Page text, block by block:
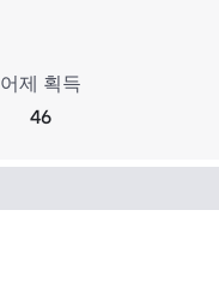
어제 획득
46